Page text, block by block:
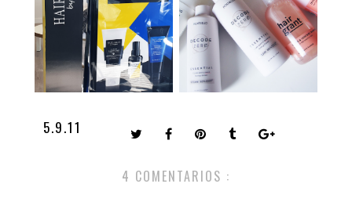
5.9.11
4 COMENTARIOS :